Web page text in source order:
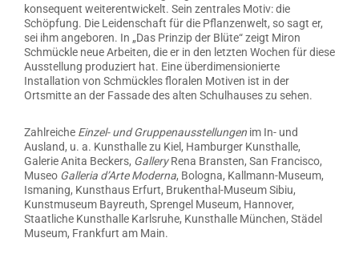
konsequent weiterentwickelt. Sein zentrales Motiv: die
Schöpfung. Die Leidenschaft für die Pflanzenwelt, so sagt er,
sei ihm angeboren. In „Das Prinzip der Blüte“ zeigt Miron
Schmückle neue Arbeiten, die er in den letzten Wochen für diese
Ausstellung produziert hat. Eine überdimensionierte
Installation von Schmückles floralen Motiven ist in der
Ortsmitte an der Fassade des alten Schulhauses zu sehen.
Zahlreiche Einzel- und Gruppenausstellungen im In- und
Ausland, u. a. Kunsthalle zu Kiel, Hamburger Kunsthalle,
Galerie Anita Beckers, GalleryRena Bransten, San Francisco,
Museo Galleria d’Arte Moderna, Bologna, Kallmann-Museum,
Ismaning, Kunsthaus Erfurt, Brukenthal-Museum Sibiu,
Kunstmuseum Bayreuth, Sprengel Museum, Hannover,
Staatliche Kunsthalle Karlsruhe, Kunsthalle München, Städel
Museum, Frankfurt am Main.